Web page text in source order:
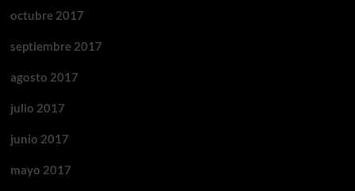
octubre 2017
septiembre 2017
agosto 2017
julio 2017
junio 2017
mayo 2017